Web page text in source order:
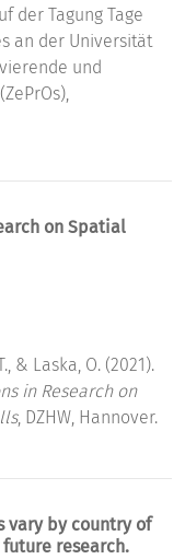
der Tagung Tage
an der Universität
und
on Spatial
& Laska, O. (2021).
in Research on
, DZHW, Hannover.
vary by country of
research.